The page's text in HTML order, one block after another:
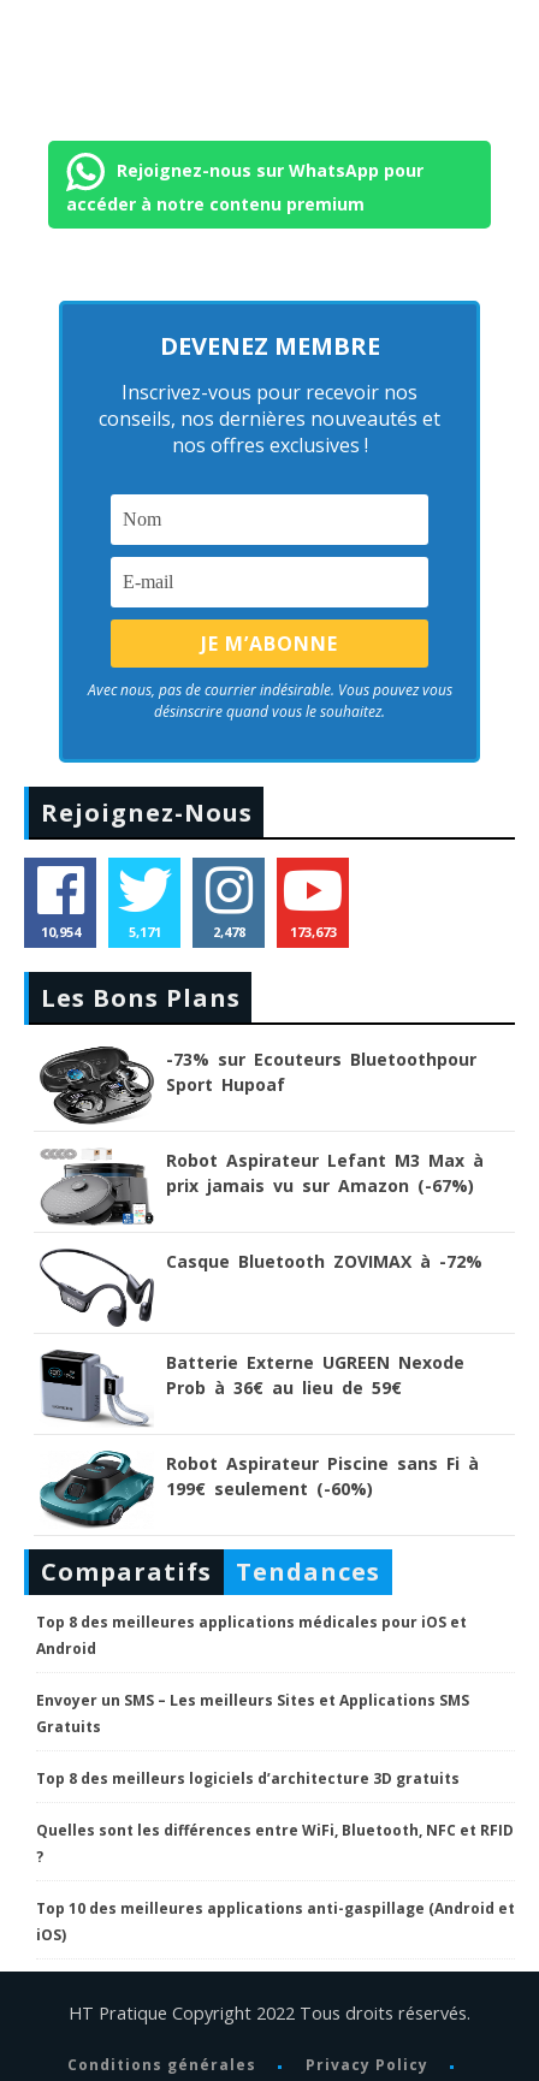
Rejoignez-nous sur WhatsApp pour
accéder à notre contenu premium
DEVENEZ MEMBRE
Inscrivez-vous pour recevoir nos
conseils, nos dernières nouveautés et
nos offres exclusives !
Avec nous, pas de courrier indésirable. Vous pouvez vous
désinscrire quand vous le souhaitez.
Rejoignez-Nous
10,954 5,171 2,478 173,673
Les Bons Plans
-73% sur Ecouteurs Bluetoothpour
Sport Hupoaf
Robot Aspirateur Lefant M3 Max à
prix jamais vu sur Amazon (-67%)
Casque Bluetooth ZOVIMAX à -72%
Batterie Externe UGREEN Nexode
Prob à 36€ au lieu de 59€
Robot Aspirateur Piscine sans Fi à
199€ seulement (-60%)
Comparatifs Tendances
Top 8 des meilleures applications médicales pour iOS et
Android
Envoyer un SMS – Les meilleurs Sites et Applications SMS
Gratuits
Top 8 des meilleurs logiciels d’architecture 3D gratuits
Quelles sont les différences entre WiFi, Bluetooth, NFC et RFID
?
Top 10 des meilleures applications anti-gaspillage (Android et
iOS)
HT Pratique Copyright 2022 Tous droits réservés.
Conditions générales Privacy Policy